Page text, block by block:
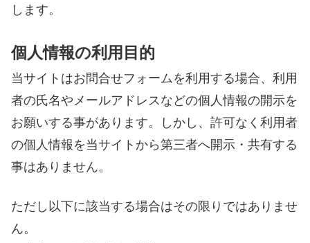
します。
個人情報の利用目的
当サイトはお問合せフォームを利用する場合、利用
者の氏名やメールアドレスなどの個人情報の開示を
お願いする事があります。しかし、許可なく利用者
の個人情報を当サイトから第三者へ開示・共有する
事はありません。
ただし以下に該当する場合はその限りではありませ
ん。